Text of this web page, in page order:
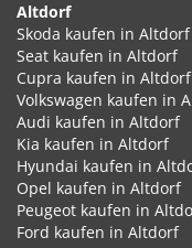
Altdorf
Skoda kaufen in Altdorf
Seat kaufen in Altdorf
Cupra kaufen in Altdorf
Volkswagen kaufen in
Audi kaufen in Altdorf
Kia kaufen in Altdorf
Hyundai kaufen in
Opel kaufen in Altdorf
Peugeot kaufen in
Ford kaufen in Altdorf